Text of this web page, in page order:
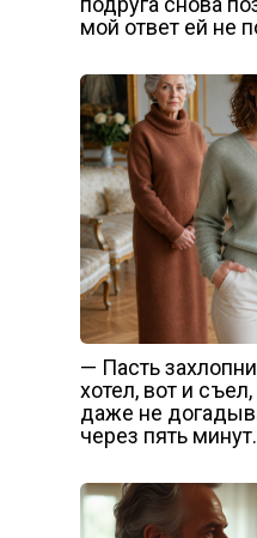
мой ответ ей не
— Пасть
хотел, вот и
даже не
через пять минут.